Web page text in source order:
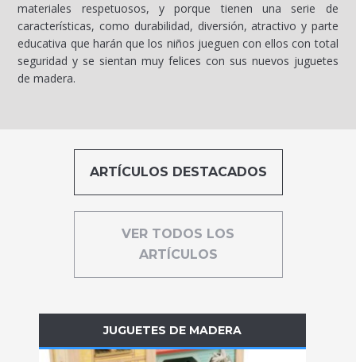
materiales respetuosos, y porque tienen una serie de
características, como durabilidad, diversión, atractivo y parte
educativa que harán que los niños jueguen con ellos con total
seguridad y se sientan muy felices con sus nuevos juguetes
de madera.
ARTÍCULOS DESTACADOS
VER TODOS LOS
ARTÍCULOS
JUGUETES DE MADERA